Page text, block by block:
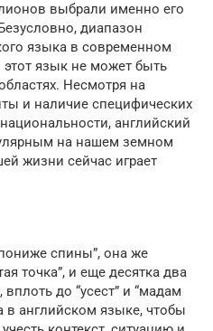
выбрали именно его
диапазон
языка в современном
этот язык не может быть
Несмотря на
и наличие специфических
английский
на нашем земном
жизни сейчас играет
спины”, она же
точка”, и еще десятка два
до “усест” и “мадам
в английском языке, чтобы